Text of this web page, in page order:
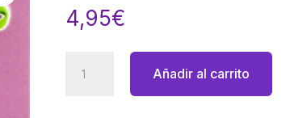
4,95€
TORMETO
Añadir al carrito